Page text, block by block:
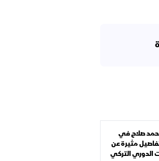
صلاح في
مثيرة عن
التركي